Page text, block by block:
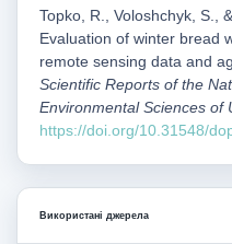
Topko, R., Voloshchyk, S.,
Evaluation of winter bread
remote sensing data and
Scientific Reports of the
Environmental Sciences of
https://doi.org/10.31548/
Використані джерела